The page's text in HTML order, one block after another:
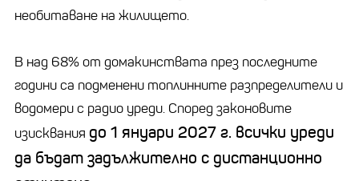
нeобитаване на жилището.
В над 68% от домакинствата през последните
години са подменени топлинните разпределители и
водомери с радио уреди. Според законовите
изисквания до 1 януари 2027 г. всички уреди
да бъдат задължително с дистанционно